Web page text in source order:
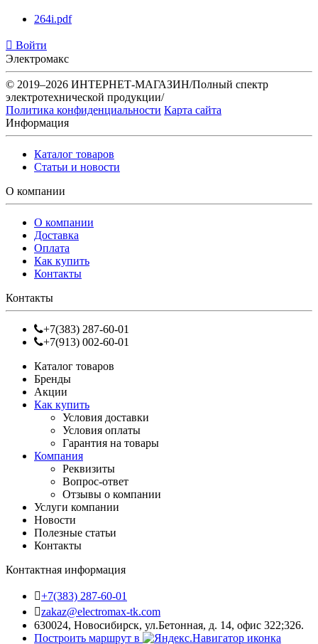
264i.pdf
Войти
Электромакс
© 2019–2026 ИНТЕРНЕТ-МАГАЗИН/Полный спектр
электротехнической продукции/
Политика конфиденциальности Карта сайта
Информация
Каталог товаров
Статьи и новости
О компании
О компании
Доставка
Оплата
Как купить
Контакты
Контакты
+7(383) 287-60-01
+7(913) 002-60-01
Каталог товаров
Бренды
Акции
Как купить
Условия доставки
Условия оплаты
Гарантия на товары
Компания
Реквизиты
Вопрос-ответ
Отзывы о компании
Услуги компании
Новости
Полезные статьи
Контакты
Контактная информация
+7(383) 287-60-01
zakaz@electromax-tk.com
630024, Новосибирск, ул.Бетонная, д. 14, офис 322;326.
Построить маршрут в